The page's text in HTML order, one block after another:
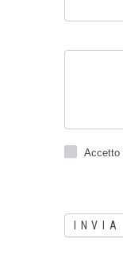
Accetto
INVIA